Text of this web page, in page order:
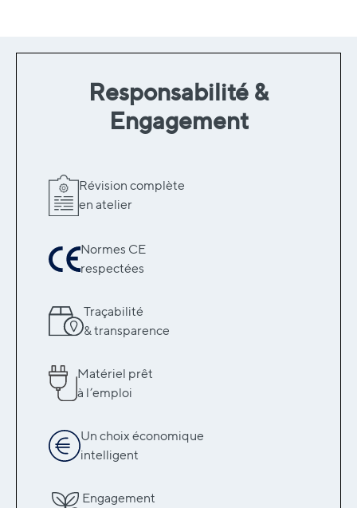
Responsabilité &
Engagement
Révision complète
en atelier
Normes CE
respectées
Traçabilité
& transparence
Matériel prêt
à l’emploi
Un choix économique
intelligent
Engagement